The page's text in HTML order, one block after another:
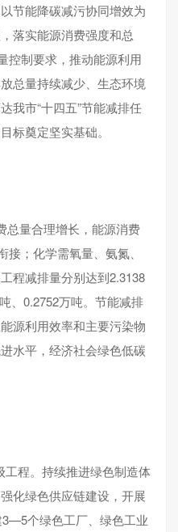
节能降碳减污协同增效为
落实能源消费强度和总
控制要求，推动能源利用
总量持续减少、生态环境
我市“十四五”节能减排任
标奠定坚实基础。
总量合理增长，能源消费
接；化学需氧量、氨氮、
程减排量分别达到2.3138
、0.2752万吨。节能减排
源利用效率和主要污染物
水平，经济社会绿色低碳
工程。持续推进绿色制造体
化绿色供应链建设，开展
个绿色工厂、绿色工业